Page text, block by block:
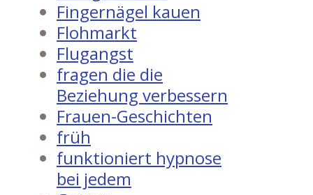
Fingernägel kauen
Flohmarkt
Flugangst
fragen die die
Beziehung verbessern
Frauen-Geschichten
früh
funktioniert hypnose
bei jedem